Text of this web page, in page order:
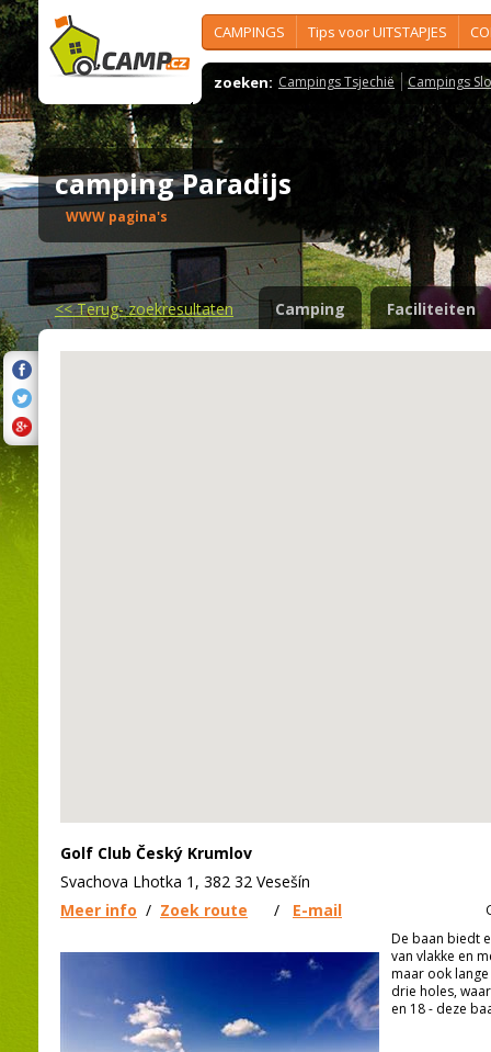
CAMPINGS Tips voor UITSTAPJES
zoeken: Campings Tsjechië Campings
camping Paradijs
WWW pagina's
<<Terug- zoekresultaten Camping Faciliteiten
Golf Club Český Krumlov
Svachova Lhotka 1, 382 32 Vesešín
Meer info / Zoek route / E-mail
De baan biedt
van vlakke en
maar ook
drie holes,
en 18 - deze